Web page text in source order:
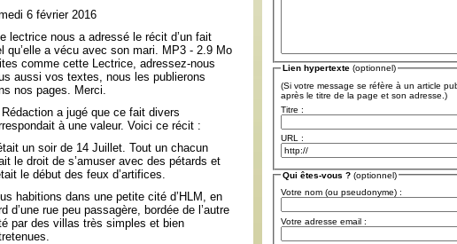
6 février 2016
lectrice nous a adressé le récit d’un fait
qu’elle a vécu avec son mari. MP3 - 2.9 Mo
comme cette Lectrice, adressez-nous
aussi vos textes, nous les publierons
nos pages. Merci.
Rédaction a jugé que ce fait divers
à une valeur. Voici ce récit :
un soir de 14 Juillet. Tout un chacun
le droit de s’amuser avec des pétards et
le début des feux d’artifices.
habitions dans une petite cité d’HLM, en
d’une rue peu passagère, bordée de l’autre
par des villas très simples et bien
Lien hypertexte (optionnel)
(Si votre message se réfère à un article
après le titre de la page et son adresse.)
Titre :
URL :
Qui êtes-vous ? (optionnel)
Votre nom (ou pseudonyme) :
Votre adresse email :